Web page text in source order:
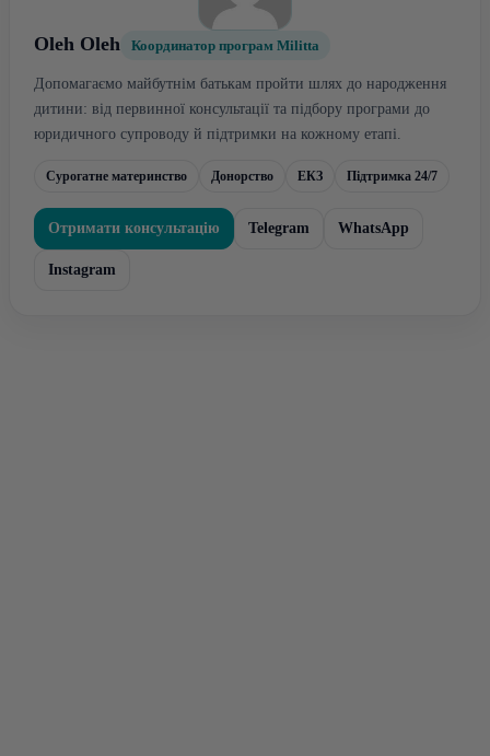
Oleh Oleh Координатор програм Militta
Допомагаємо майбутнім батькам пройти шлях до народження
дитини: від первинної консультації та підбору програми до
юридичного супроводу й підтримки на кожному етапі.
Сурогатне материнство Донорство ЕКЗ Підтримка 24/7
Отримати консультацію Telegram WhatsApp
Instagram